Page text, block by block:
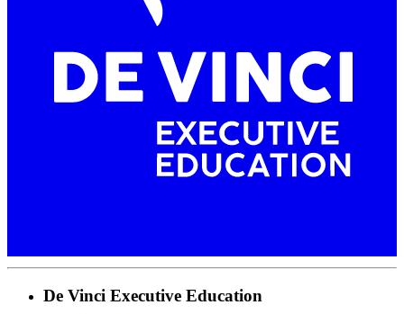
De Vinci Executive Education